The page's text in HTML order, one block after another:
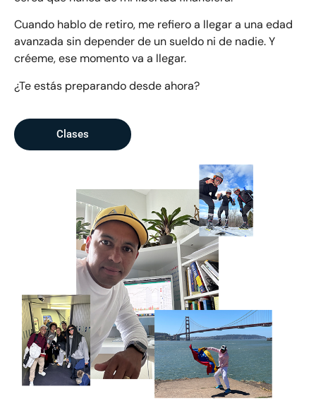
Cuando hablo de retiro, me refiero a llegar a una edad
avanzada sin depender de un sueldo ni de nadie. Y
créeme, ese momento va a llegar.
¿Te estás preparando desde ahora?
Clases